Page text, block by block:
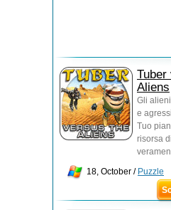
Tuber
Aliens
Gli
e
Tuo
risorsa
18, October / Puzzle